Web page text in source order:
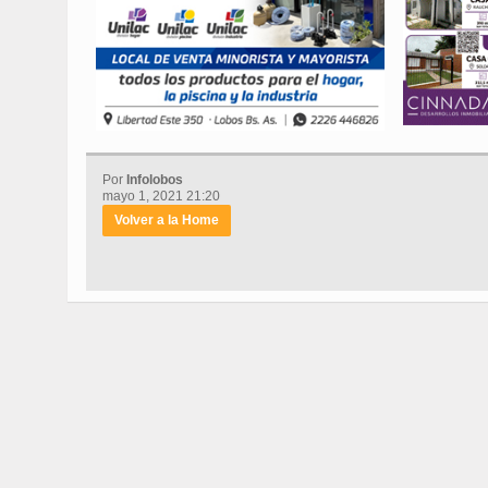
Por Infolobos
mayo 1, 2021 21:20
Volver a la Home